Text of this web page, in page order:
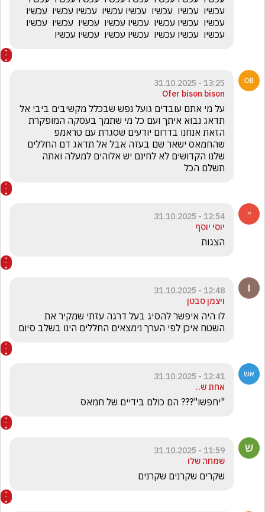
עכשיו  עכשיו עכשיו  עכשיו עכשיו  עכשיו עכשיו
13:25 - 31.10.2025
Ofer bison bison
תשלם הכל
12:54 - 31.10.2025
יוסי יוסף
הצגות
12:48 - 31.10.2025
ויצמן סבטן
השטח איכן לפי הערך נימצאים החללים הינו בשלב סיום
12:41 - 31.10.2025
אחת ש..
"יחפשו"??? הם כולם בידיים של חמאס
11:59 - 31.10.2025
שמחה שלו
שקרים שקרנים שקרנים